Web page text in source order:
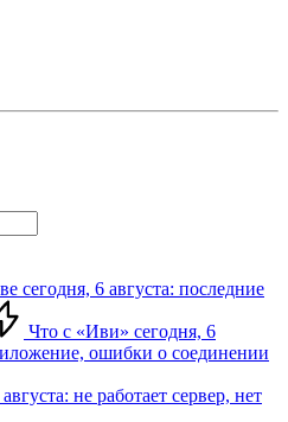
сегодня, 6 августа: последние
Что с «Иви» сегодня, 6
ошибки о соединении
не работает сервер, нет